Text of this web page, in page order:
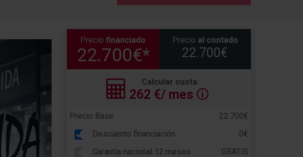
Precio financiado
22.700€*
Precio al contado
22.700€
Calcular cuota
262 €/ mes 🛈
Precio Base
22.700€
Descuento financiación
0€
Garantía nacional 12 meses
GRATIS